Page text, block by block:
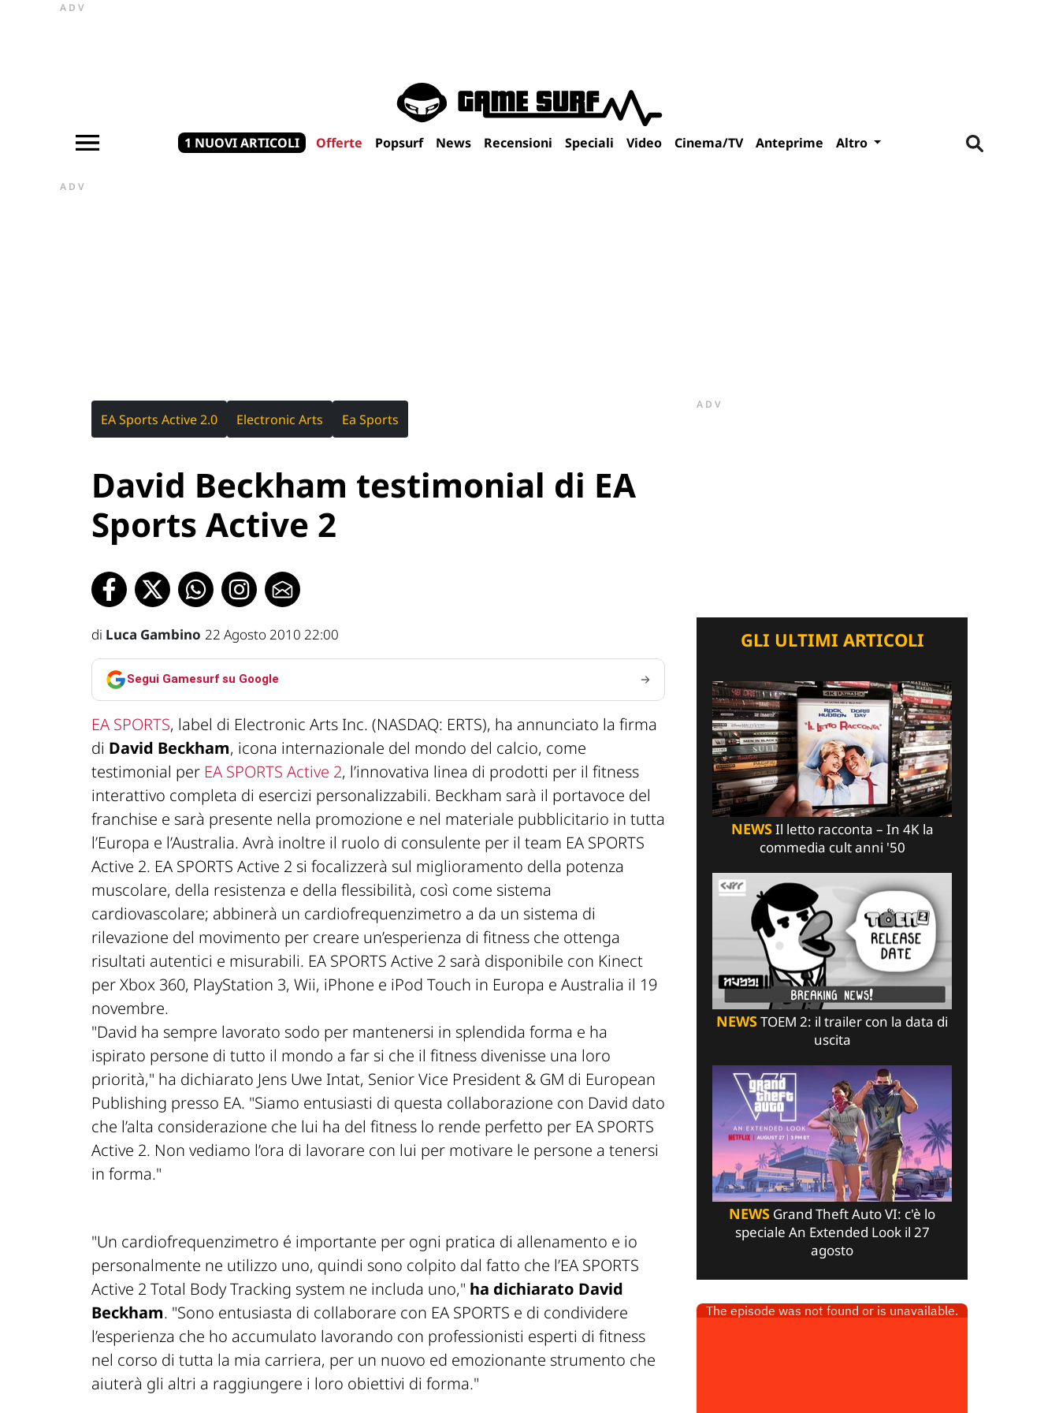
ADV
1 NUOVI ARTICOLI Offerte Popsurf News Recensioni Speciali Video Cinema/TV Anteprime Altro
ADV
EA Sports Active 2.0 Electronic Arts Ea Sports
David Beckham testimonial di EA
Sports Active 2
di Luca Gambino 22 Agosto 2010 22:00
Segui Gamesurf su Google
EA SPORTS, label di Electronic Arts Inc. (NASDAQ: ERTS), ha annunciato la firma
di David Beckham, icona internazionale del mondo del calcio, come
testimonial per EA SPORTS Active 2, l’innovativa linea di prodotti per il fitness
interattivo completa di esercizi personalizzabili. Beckham sarà il portavoce del
franchise e sarà presente nella promozione e nel materiale pubblicitario in tutta
l’Europa e l’Australia. Avrà inoltre il ruolo di consulente per il team EA SPORTS
Active 2. EA SPORTS Active 2 si focalizzerà sul miglioramento della potenza
muscolare, della resistenza e della flessibilità, così come sistema
cardiovascolare; abbinerà un cardiofrequenzimetro a da un sistema di
rilevazione del movimento per creare un’esperienza di fitness che ottenga
risultati autentici e misurabili. EA SPORTS Active 2 sarà disponibile con Kinect
per Xbox 360, PlayStation 3, Wii, iPhone e iPod Touch in Europa e Australia il 19
novembre.
"David ha sempre lavorato sodo per mantenersi in splendida forma e ha
ispirato persone di tutto il mondo a far si che il fitness divenisse una loro
priorità," ha dichiarato Jens Uwe Intat, Senior Vice President & GM di European
Publishing presso EA. "Siamo entusiasti di questa collaborazione con David dato
che l’alta considerazione che lui ha del fitness lo rende perfetto per EA SPORTS
Active 2. Non vediamo l’ora di lavorare con lui per motivare le persone a tenersi
in forma."
"Un cardiofrequenzimetro é importante per ogni pratica di allenamento e io
personalmente ne utilizzo uno, quindi sono colpito dal fatto che l’EA SPORTS
Active 2 Total Body Tracking system ne includa uno," ha dichiarato David
Beckham. "Sono entusiasta di collaborare con EA SPORTS e di condividere
l’esperienza che ho accumulato lavorando con professionisti esperti di fitness
nel corso di tutta la mia carriera, per un nuovo ed emozionante strumento che
aiuterà gli altri a raggiungere i loro obiettivi di forma."
ADV
GLI ULTIMI ARTICOLI
NEWSIl letto racconta – In 4K la
commedia cult anni '50
NEWSTOEM 2: il trailer con la data di
uscita
NEWS Grand Theft Auto VI: c'è lo
speciale An Extended Look il 27
agosto